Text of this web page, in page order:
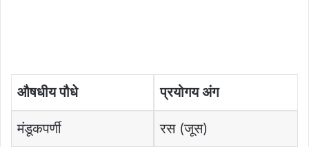
औषधीय पौधे प्रयोगय अंग
मंडूकपर्णी रस (जूस)